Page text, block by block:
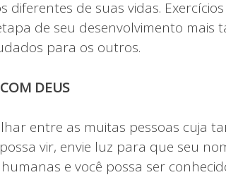
de suas vidas. Exercícios
de seu desenvolvimento mais
para os outros.
DEUS
entre as muitas pessoas cuja
vir, envie luz para que seu
e você possa ser